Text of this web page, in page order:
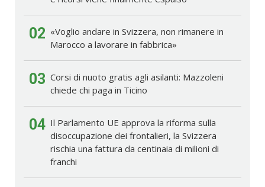
02 «Voglio andare in Svizzera, non rimanere in
Marocco a lavorare in fabbrica»
03 Corsi di nuoto gratis agli asilanti: Mazzoleni
chiede chi paga in Ticino
04 Il Parlamento UE approva la riforma sulla
disoccupazione dei frontalieri, la Svizzera
rischia una fattura da centinaia di milioni di
franchi